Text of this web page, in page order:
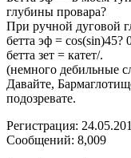
глубины провара?
При ручной дуговой
бетта эф = cos(sin)45?
бетта зет = катет/.
(немного дебильные
Давайте,
подозревате.
Регистрация:
Сообщений: 8,009